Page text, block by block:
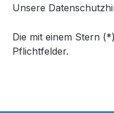
Unsere
Die mit einem Stern
Pflichtfelder.